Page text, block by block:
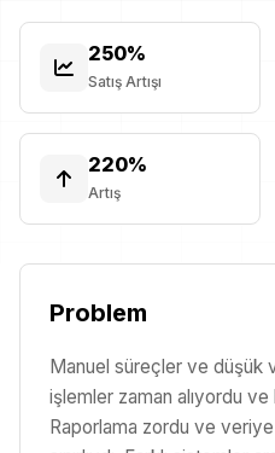
250%
Satış Artışı
220%
Artış
Problem
Manuel süreçler ve düşük
işlemler zaman alıyordu
Raporlama zordu ve